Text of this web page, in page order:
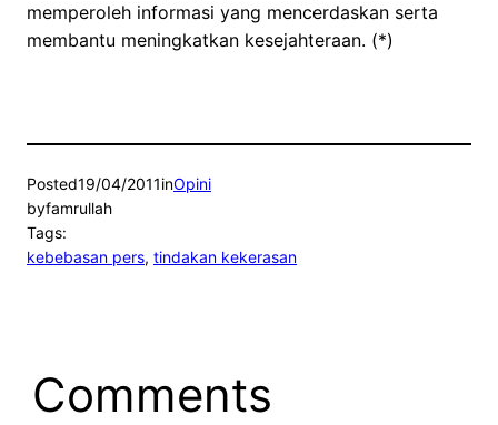
memperoleh informasi yang mencerdaskan serta
membantu meningkatkan kesejahteraan. (*)
Posted19/04/2011inOpini
byfamrullah
Tags:
kebebasan pers, tindakan kekerasan
Comments